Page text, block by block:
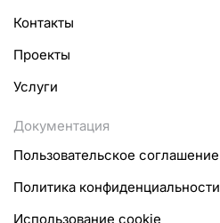
Контакты
Проекты
Услуги
Документация
Пользовательское соглашение
Политика конфиденциальности
Использование cookie